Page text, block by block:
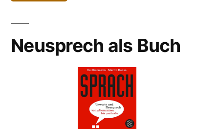
Neusprech als Buch